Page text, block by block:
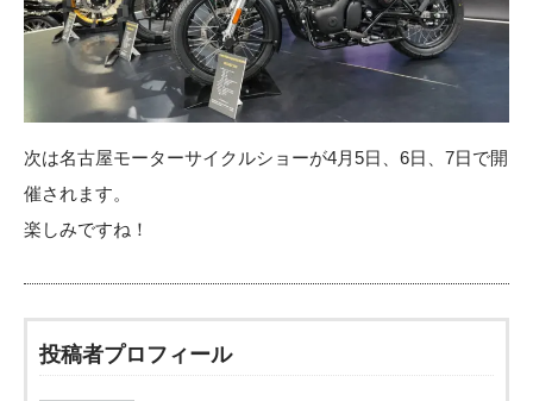
次は名古屋モーターサイクルショーが4月5日、6日、7日で開
催されます。
楽しみですね！
投稿者プロフィール